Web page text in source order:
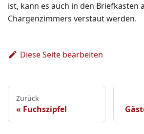
ist, kann es auch in den Briefkasten
Chargenzimmers verstaut werden.
Diese Seite bearbeiten
Zurück
Fuchszipfel